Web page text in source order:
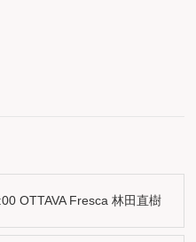
OTTAVA Fresca 林田直樹